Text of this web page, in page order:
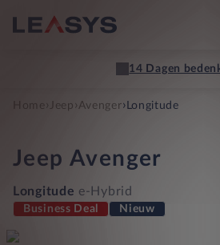
14 Dagen
Home › Jeep › Avenger› Longitude
Jeep Avenger
Longitude e-Hybrid
Business Deal Nieuw